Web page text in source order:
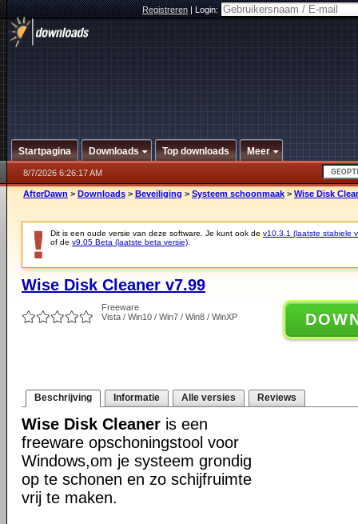
Registreren|Login:
Startpagina Downloads Top downloads Meer
8/7/2026 6:26:17 AM
AfterDawn > Downloads > Beveiliging > Systeem schoonmaak > Wise Disk
Dit is een oude versie van deze software. Je kunt ook de v10.3.1 (laatste stabiele
of de v9.05 Beta (laatste beta versie)
Wise Disk Cleaner v7.99
Freeware
Vista / Win10 / Win7 / Win8 / WinXP
Beschrijving Informatie Alle versies Reviews
Wise Disk Cleaner is een
freeware opschoningstool voor
Windows,om je systeem grondig
op te schonen en zo schijfruimte
vrij te maken.